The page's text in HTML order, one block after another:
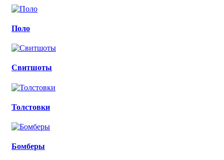
Поло
Свитшоты
Толстовки
Бомберы